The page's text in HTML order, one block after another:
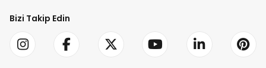
Bizi Takip Edin